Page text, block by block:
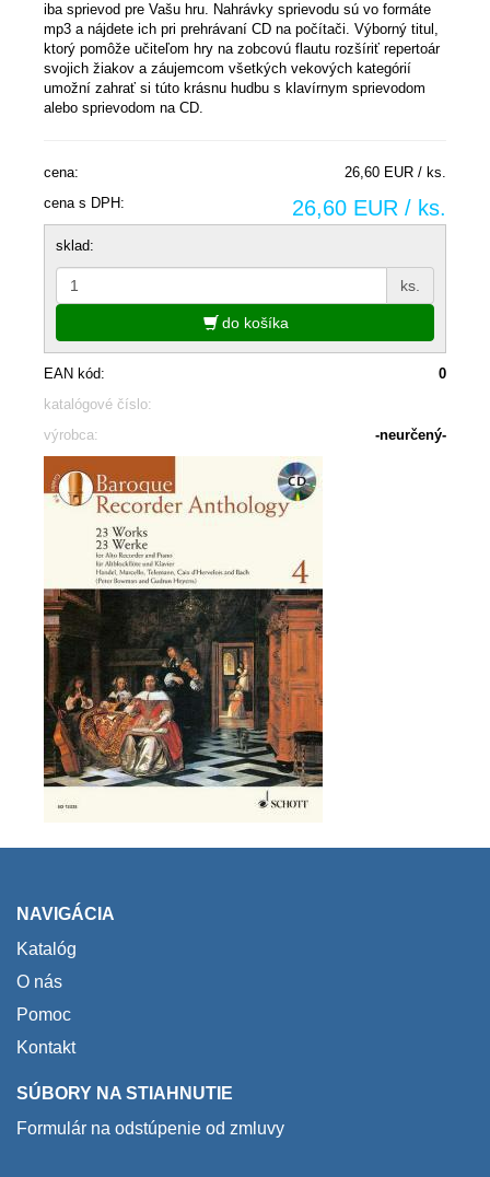
iba sprievod pre Vašu hru. Nahrávky sprievodu sú vo formáte
mp3 a nájdete ich pri prehrávaní CD na počítači. Výborný titul,
ktorý pomôže učiteľom hry na zobcovú flautu rozšíriť repertoár
svojich žiakov a záujemcom všetkých vekových kategórií
umožní zahrať si túto krásnu hudbu s klavírnym sprievodom
alebo sprievodom na CD.
cena:
26,60 EUR / ks.
cena s DPH:
26,60 EUR / ks.
sklad:
ks.
do košíka
EAN kód:
0
katalógové číslo:
výrobca:
-neurčený-
NAVIGÁCIA
Katalóg
O nás
Pomoc
Kontakt
SÚBORY NA STIAHNUTIE
Formulár na odstúpenie od zmluvy